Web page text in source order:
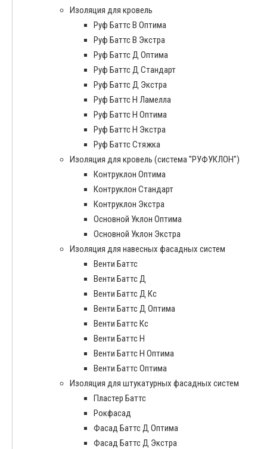
Изоляция для кровель
Руф Баттс В Оптима
Руф Баттс В Экстра
Руф Баттс Д Оптима
Руф Баттс Д Стандарт
Руф Баттс Д Экстра
Руф Баттс Н Ламелла
Руф Баттс Н Оптима
Руф Баттс Н Экстра
Руф Баттс Стяжка
Изоляция для кровель (система "РУФУКЛОН")
Контруклон Оптима
Контруклон Стандарт
Контруклон Экстра
Основной Уклон Оптима
Основной Уклон Экстра
Изоляция для навесных фасадных систем
Венти Баттс
Венти Баттс Д
Венти Баттс Д Кс
Венти Баттс Д Оптима
Венти Баттс Кс
Венти Баттс Н
Венти Баттс Н Оптима
Венти Баттс Оптима
Изоляция для штукатурных фасадных систем
Пластер Баттс
Рокфасад
Фасад Баттс Д Оптима
Фасад Баттс Д Экстра